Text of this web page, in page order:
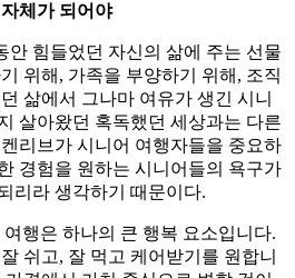
체가 되어야
안 힘들었던 자신의 삶에 주는 선물
위해, 가족을 부양하기 위해, 조직
삶에서 그나마 여유가 생긴 시니
살아왔던 혹독했던 세상과는 다른
리브가 시니어 여행자들을 중요하
경험을 원하는 시니어들의 욕구가
리라 생각하기 때문이다.
행은 하나의 큰 행복 요소입니다.
쉬고, 잘 먹고 케어받기를 원합니